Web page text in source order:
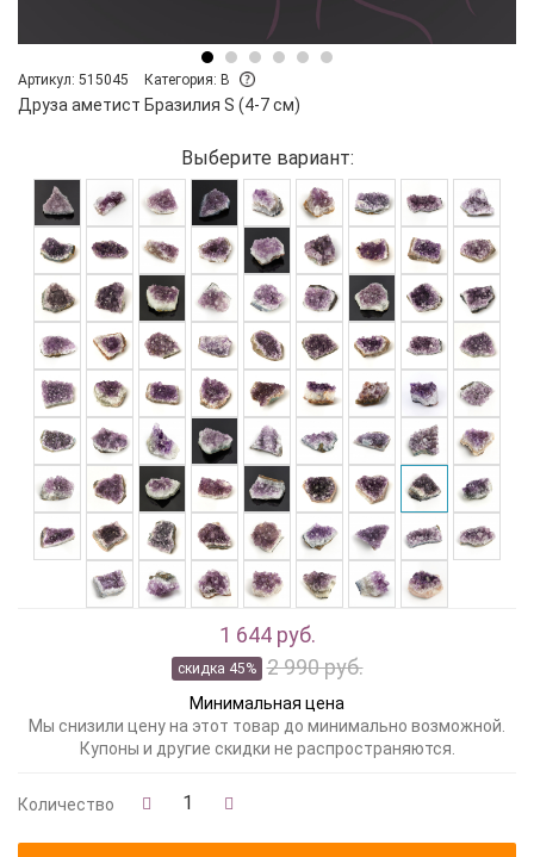
Артикул: 515045 Категория: B
Друза аметист Бразилия S (4-7 см)
Выберите вариант:
1 644 руб.
скидка 45% 2 990 руб.
Минимальная цена
Мы снизили цену на этот товар до минимально возможной.
Купоны и другие скидки не распространяются.
Количество